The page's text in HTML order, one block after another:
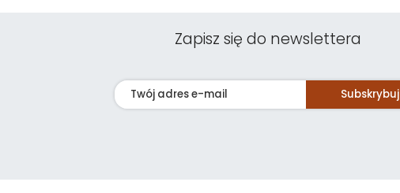
Zapisz się do newslettera
Subskrybuj